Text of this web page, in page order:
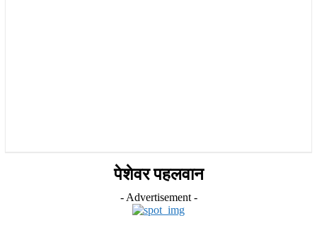
पेशेवर पहलवान
- Advertisement -